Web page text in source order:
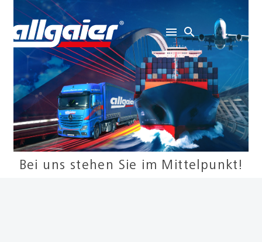
Bei uns stehen Sie im Mittelpunkt!